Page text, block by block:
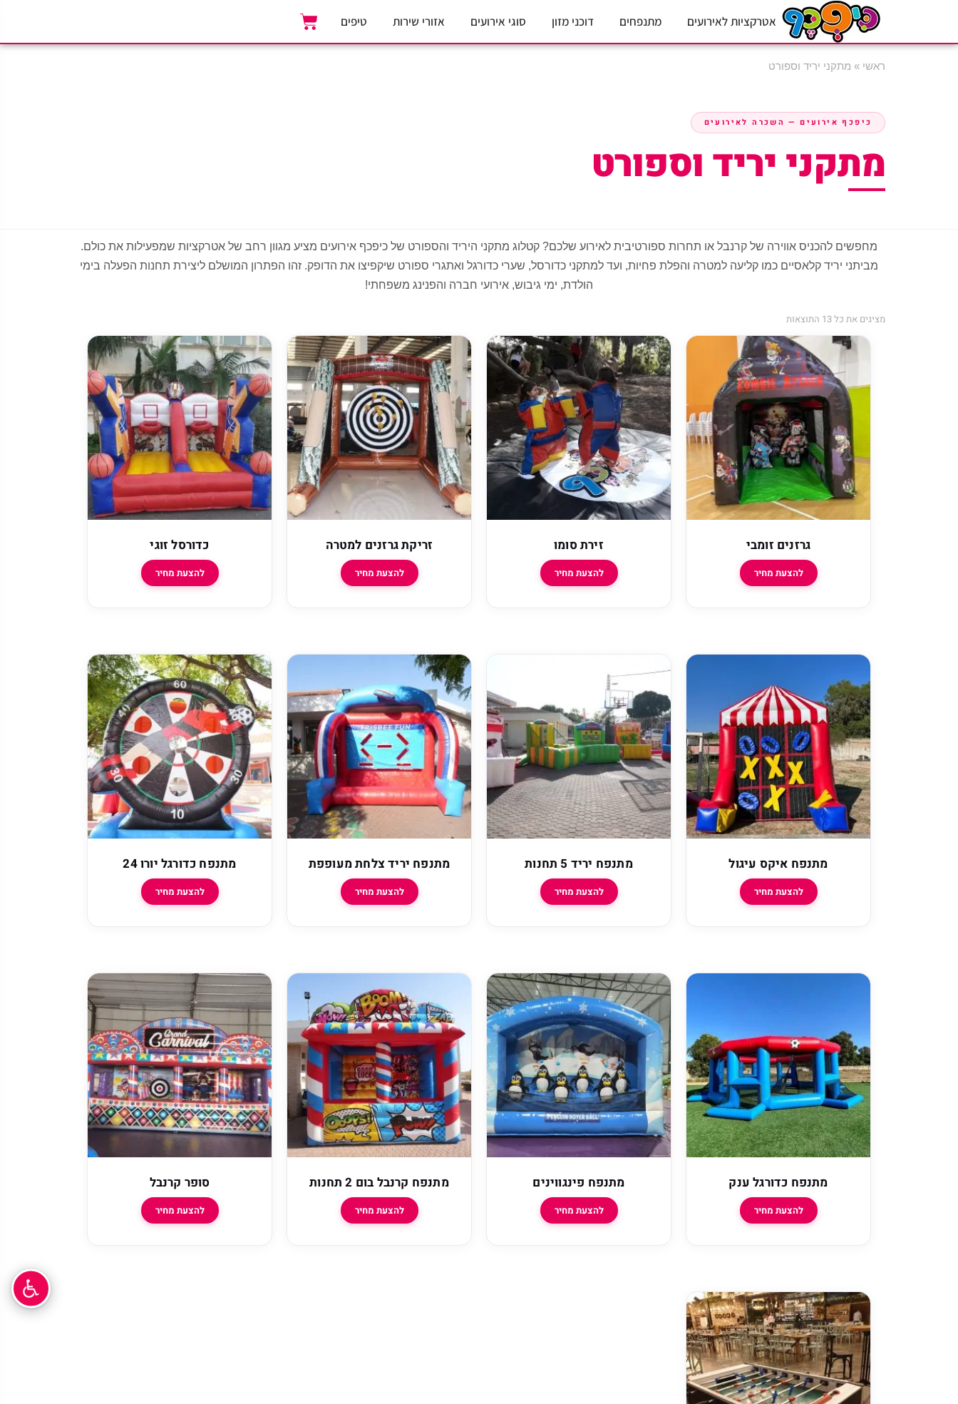
אטרקציות לאירועים מתנפחים דוכני מזון סוגי אירועים אזורי שירות טיפים
ראשי » מתקני יריד וספורט
כיפכף אירועים — השכרה לאירועים
מתקני יריד וספורט
מחפשים להכניס אווירה של קרנבל או תחרות ספורטיבית לאירוע שלכם? קטלוג מתקני היריד והספורט של כיפכף אירועים מציע מגוון רחב של אטרקציות שמפעילות את כולם.
מביתני יריד קלאסיים כמו קליעה למטרה והפלת פחיות, ועד למתקני כדורסל, שערי כדורגל ואתגרי ספורט שיקפיצו את הדופק. זהו הפתרון המושלם ליצירת תחנות הפעלה בימי
הולדת, ימי גיבוש, אירועי חברה והפנינג משפחתי!
מציגים את כל ⁦13⁩ התוצאות
גרזנים זומבי
להצעת מחיר
זירת סומו
להצעת מחיר
זריקת גרזנים למטרה
להצעת מחיר
כדורסל זוגי
להצעת מחיר
מתנפח איקס עיגול
להצעת מחיר
מתנפח יריד 5 תחנות
להצעת מחיר
מתנפח יריד צלחת מעופפת
להצעת מחיר
מתנפח כדורגל יורו 24
להצעת מחיר
מתנפח כדורגל ענק
להצעת מחיר
מתנפח פינגווינים
להצעת מחיר
מתנפח קרנבל בום 2 תחנות
להצעת מחיר
סופר קרנבל
להצעת מחיר